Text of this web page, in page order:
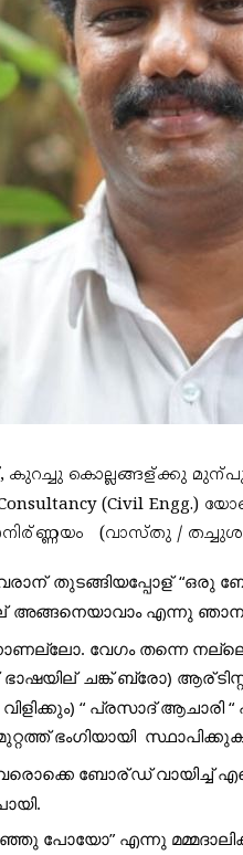
കൊല്ലങ്ങള്ക്കു മുന്
(Civil Engg.)
ണ്ണയം   (വാസ്തു /
തുടങ്ങിയപ്പോള് “ഒരു
അങ്ങനെയാവാം എന്നു
വേഗം തന്നെ
ഭാഷയില് ചങ്ക് ബ്രോ) ആര്
ആചാരി “ എന്നു ഭംഗിയായി എഴുതിച്ചു. എന്നിട്ട് ആ
ഭംഗിയായി
ബോര്ഡ് വായിച്ച്
പോയോ” എന്നു